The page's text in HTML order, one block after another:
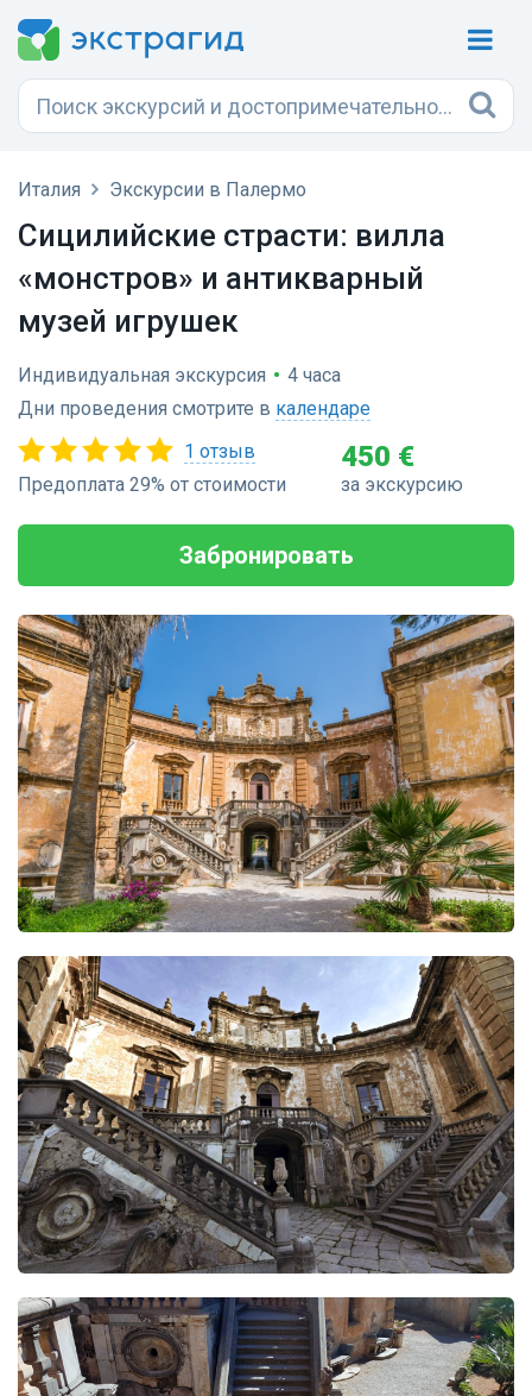
Италия Экскурсии в Палермо
Сицилийские страсти: вилла
«монстров» и антикварный
музей игрушек
Индивидуальная экскурсия • 4 часа
Дни проведения смотрите в календаре
1 отзыв
Предоплата 29% от стоимости
450 €
за экскурсию
Забронировать